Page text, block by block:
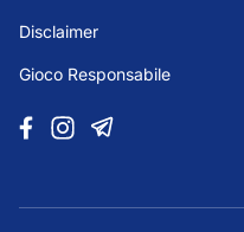
Disclaimer
Gioco Responsabile